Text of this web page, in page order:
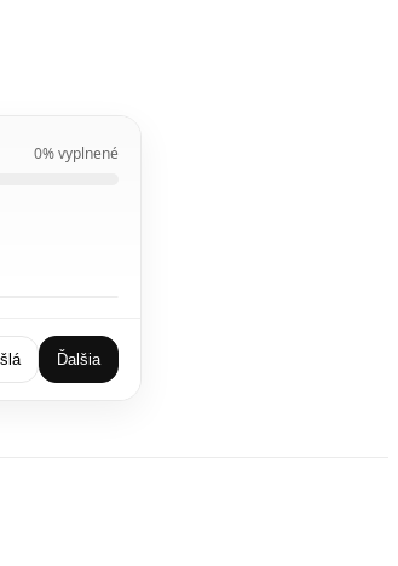
0% vyplnené
Ďalšia